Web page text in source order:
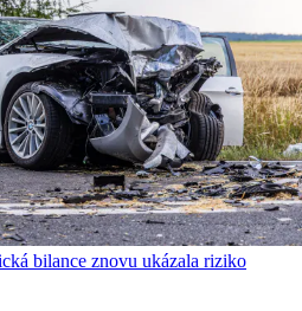
bilance znovu ukázala riziko